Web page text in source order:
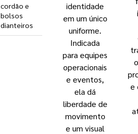
cordão e
bolsos
dianteiros
identidade
em um único
uniforme.
Indicada
para equipes
operacionais
e eventos,
ela dá
liberdade de
movimento
e um visual
e